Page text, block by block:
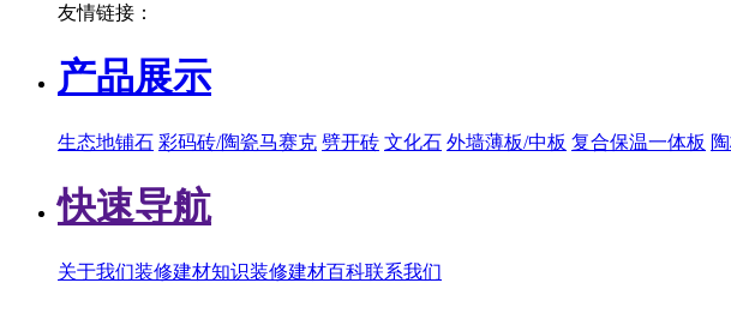
友情链接：
产品展示
生态地铺石 彩码砖/陶瓷马赛克 劈开砖 文化石 外墙薄板/中板 复合保温一体板
快速导航
关于我们装修建材知识装修建材百科联系我们